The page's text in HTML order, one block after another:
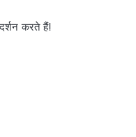
करते हैं!